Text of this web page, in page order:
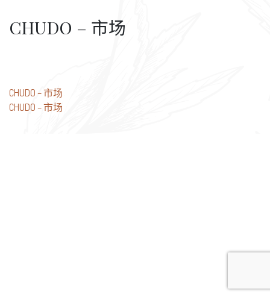
CHUDO – 市场
文
章
CHUDO – 市场
CHUDO – 市场